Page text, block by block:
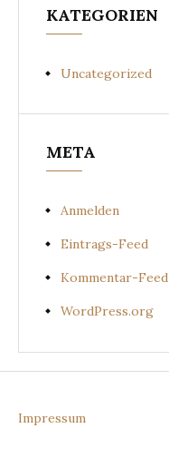
KATEGORIEN
Uncategorized
META
Anmelden
Eintrags-Feed
Kommentar-Feed
WordPress.org
Impressum